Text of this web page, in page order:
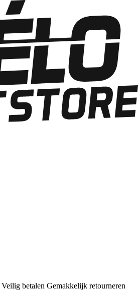
Veilig betalen Gemakkelijk retourneren